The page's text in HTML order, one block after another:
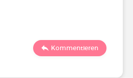
Kommentieren